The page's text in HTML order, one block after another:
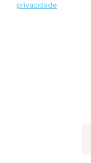
privacidade